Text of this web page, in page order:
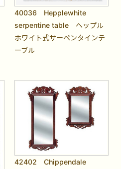
40036 Hepplewhite
serpentine table ヘップル
ホワイト式サーペンタインテ
ーブル
42402 Chippendale